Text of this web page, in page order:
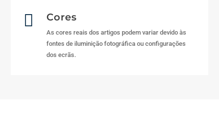
 Cores
As cores reais dos artigos podem variar devido às
fontes de iluminição fotográfica ou configurações
dos ecrãs.